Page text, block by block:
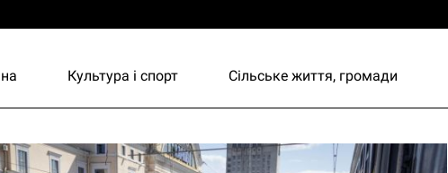
Культура і спорт Сільське життя, громади